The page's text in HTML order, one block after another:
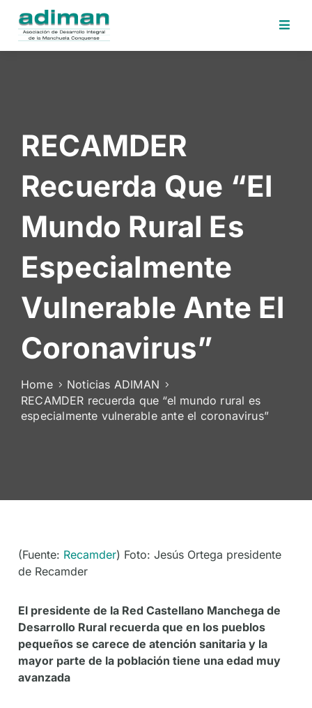
Desafios
Electrónica
Contratante
Noticias
Contacto
Area
Socios
RECAMDER
Recuerda Que “el
Mundo Rural Es
Especialmente
Vulnerable Ante El
Coronavirus”
Home
Noticias ADIMAN
RECAMDER recuerda que “el mundo rural es
especialmente vulnerable ante el coronavirus”
(Fuente: Recamder) Foto: Jesús Ortega presidente
de Recamder
El presidente de la Red Castellano Manchega de
Desarrollo Rural recuerda que en los pueblos
pequeños se carece de atención sanitaria y la
mayor parte de la población tiene una edad muy
avanzada